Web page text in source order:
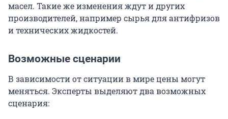
масел. Такие же изменения ждут и других
производителей, например сырья для антифризов
и технических жидкостей.
Возможные сценарии
В зависимости от ситуации в мире цены могут
меняться. Эксперты выделяют два возможных
сценария: